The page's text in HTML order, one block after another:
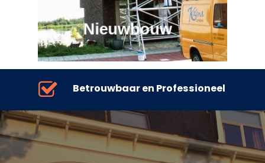
Nieuwbouw
Betrouwbaar en Professioneel